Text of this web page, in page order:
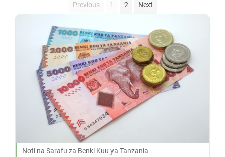
Previous 1 2 Next
Noti na Sarafu za Benki Kuu ya Tanzania